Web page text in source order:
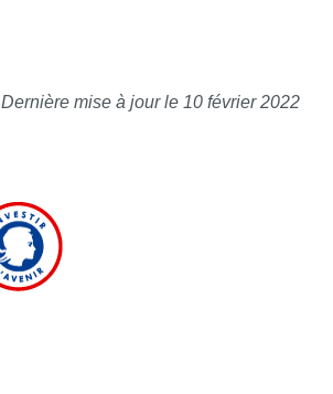
Dernière mise à jour le 10 février 2022